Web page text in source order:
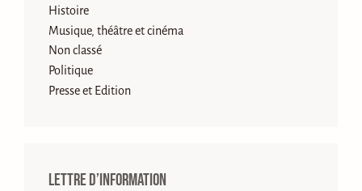
Histoire
Musique, théâtre et cinéma
Non classé
Politique
Presse et Edition
Lettre d’information